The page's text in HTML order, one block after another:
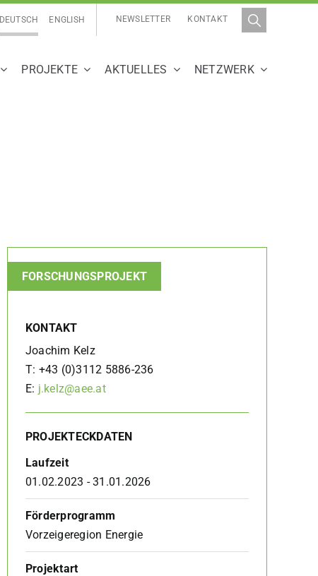
NEWSLETTER KONTAKT
DEUTSCH ENGLISH
PROJEKTE AKTUELLES NETZWERK
FORSCHUNGSPROJEKT
KONTAKT
Joachim Kelz
T: +43 (0)3112 5886-236
E: j.kelz@aee.at
PROJEKTECKDATEN
Laufzeit
01.02.2023 - 31.01.2026
Förderprogramm
Vorzeigeregion Energie
Projektart